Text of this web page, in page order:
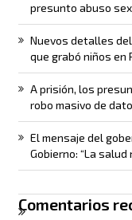
presunto abuso
Nuevos detalles
que grabó niños en
A prisión, los
robo masivo de
El mensaje del
Gobierno: “La
Comentarios